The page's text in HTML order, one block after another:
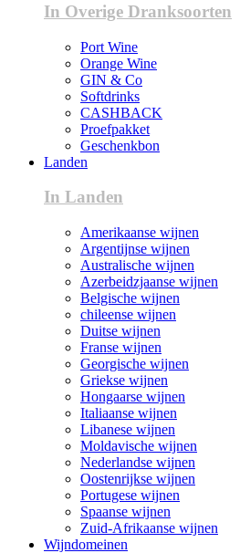
In Overige Dranksoorten
Port Wine
Orange Wine
GIN & Co
Softdrinks
CASHBACK
Proefpakket
Geschenkbon
Landen
In Landen
Amerikaanse wijnen
Argentijnse wijnen
Australische wijnen
Azerbeidzjaanse wijnen
Belgische wijnen
chileense wijnen
Duitse wijnen
Franse wijnen
Georgische wijnen
Griekse wijnen
Hongaarse wijnen
Italiaanse wijnen
Libanese wijnen
Moldavische wijnen
Nederlandse wijnen
Oostenrijkse wijnen
Portugese wijnen
Spaanse wijnen
Zuid-Afrikaanse wijnen
Wijndomeinen